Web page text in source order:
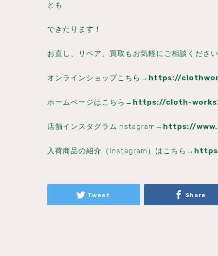
とも
できたります！
お直し、リペア、買取もお気軽にご相談くださ
オンラインショップこちら→ https://
ホームページはこちら→ https://cloth-
店舗インスタグラムInstagram→ https://
入荷商品の紹介（Instagram）はこちら→
Tweet Share